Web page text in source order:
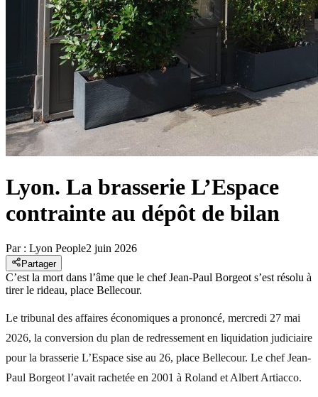
Lyon. La brasserie L’Espace
contrainte au dépôt de bilan
Par : Lyon People2 juin 2026
Partager
C’est la mort dans l’âme que le chef Jean-Paul Borgeot s’est résolu à
tirer le rideau, place Bellecour.
Le tribunal des affaires économiques a prononcé, mercredi 27 mai
2026, la conversion du plan de redressement en liquidation judiciaire
pour la brasserie L’Espace sise au 26, place Bellecour. Le chef Jean-
Paul Borgeot l’avait rachetée en 2001 à Roland et Albert Artiacco.